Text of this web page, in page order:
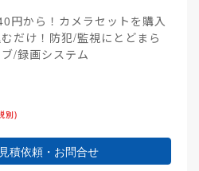
円から！カメラセットを購入
だけ！防犯/監視にとどまら
/録画システム
別)
積依頼・お問合せ